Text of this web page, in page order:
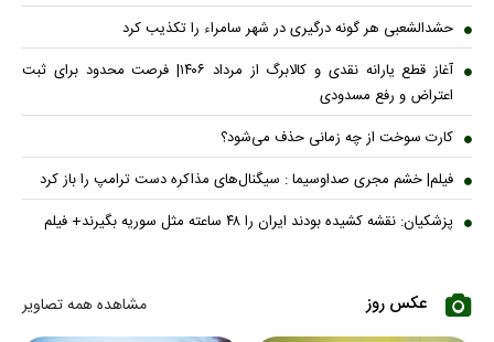
حشدالشعبی هر گونه درگیری در شهر سامراء را تکذیب کرد
آغاز قطع یارانه نقدی و کالابرگ از مرداد ۱۴۰۶| فرصت محدود برای ثبت
اعتراض و رفع مسدودی
کارت سوخت از چه زمانی حذف می‌شود؟
فیلم| خشم مجری صداوسیما : سیگنال‌های مذاکره دست ترامپ را باز کرد
پزشکیان: نقشه کشیده بودند ایران را ۴۸ ساعته مثل سوریه بگیرند+ فیلم
عکس روز مشاهده همه تصاویر